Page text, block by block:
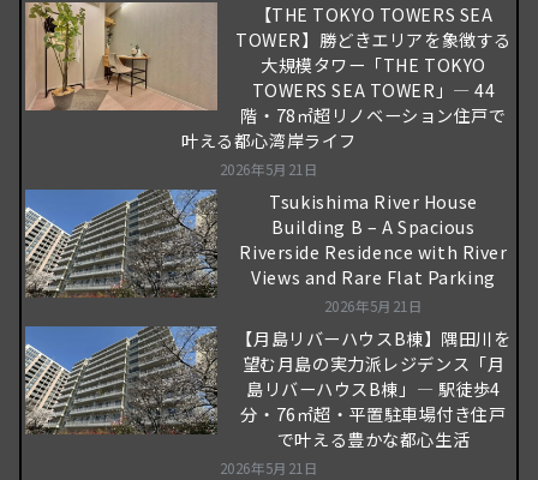
【THE TOKYO TOWERS SEA
TOWER】勝どきエリアを象徴する
大規模タワー「THE TOKYO
TOWERS SEA TOWER」― 44
階・78㎡超リノベーション住戸で
叶える都心湾岸ライフ
2026年5月21日
Tsukishima River House
Building B – A Spacious
Riverside Residence with River
Views and Rare Flat Parking
2026年5月21日
【月島リバーハウスB棟】隅田川を
望む月島の実力派レジデンス「月
島リバーハウスB棟」― 駅徒歩4
分・76㎡超・平置駐車場付き住戸
で叶える豊かな都心生活
2026年5月21日